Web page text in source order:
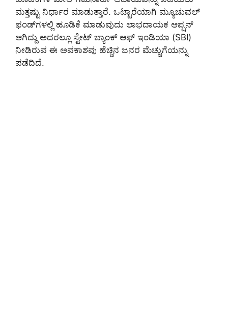
ಮತ್ತಷ್ಟು ನಿರ್ಧಾರ ಮಾಡುತ್ತಾರೆ. ಒಟ್ಟಾರೆಯಾಗಿ ಮ್ಯೂಚುವಲ್
ಫಂಡ್‌ಗಳಲ್ಲಿ ಹೂಡಿಕೆ ಮಾಡುವುದು ಲಾಭದಾಯಕ ಆಪ್ಷನ್
ಆಗಿದ್ದು ಅದರಲ್ಲೂ ಸ್ಟೇಟ್ ಬ್ಯಾಂಕ್ ಆಫ್ ಇಂಡಿಯಾ (SBI)
ನೀಡಿರುವ ಈ ಅವಕಾಶವು ಹೆಚ್ಚಿನ ಜನರ ಮೆಚ್ಚುಗೆಯನ್ನು
ಪಡೆದಿದೆ.